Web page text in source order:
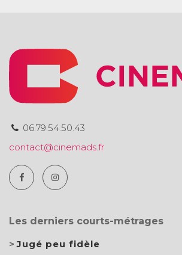
06.79.54.50.43
contact@cinemads.fr
Les derniers courts-métrages
Jugé peu fidèle